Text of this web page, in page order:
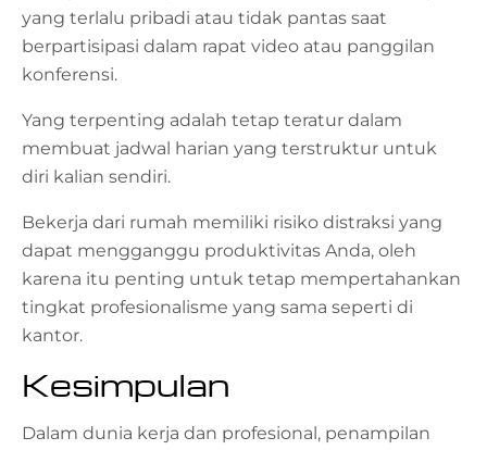
yang terlalu pribadi atau tidak pantas saat
berpartisipasi dalam rapat video atau panggilan
konferensi.
Yang terpenting adalah tetap teratur dalam
membuat jadwal harian yang terstruktur untuk
diri kalian sendiri.
Bekerja dari rumah memiliki risiko distraksi yang
dapat mengganggu produktivitas Anda, oleh
karena itu penting untuk tetap mempertahankan
tingkat profesionalisme yang sama seperti di
kantor.
Kesimpulan
Dalam dunia kerja dan profesional, penampilan